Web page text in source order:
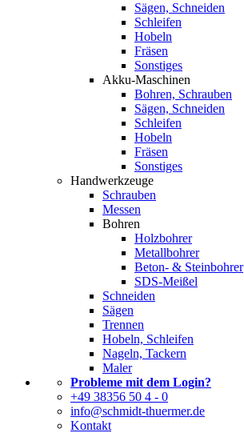
Sägen, Schneiden
Schleifen
Hobeln
Fräsen
Sonstiges
Akku-Maschinen
Bohren, Schrauben
Sägen, Schneiden
Schleifen
Hobeln
Fräsen
Sonstiges
Handwerkzeuge
Schrauben
Messen
Bohren
Holzbohrer
Metallbohrer
Beton- & Steinbohrer
SDS-Meißel
Schneiden
Sägen
Trennen
Hobeln, Schleifen
Nageln, Tackern
Maler
Probleme mit dem Login?
+49 38356 50 4 - 0
info@schmidt-thuermer.de
Kontakt